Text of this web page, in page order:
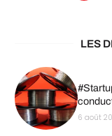
LES
6 août